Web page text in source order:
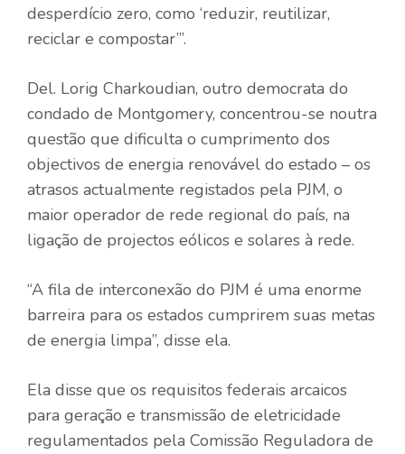
desperdício zero, como ‘reduzir, reutilizar,
reciclar e compostar’”.
Del. Lorig Charkoudian, outro democrata do
condado de Montgomery, concentrou-se noutra
questão que dificulta o cumprimento dos
objectivos de energia renovável do estado – os
atrasos actualmente registados pela PJM, o
maior operador de rede regional do país, na
ligação de projectos eólicos e solares à rede.
“A fila de interconexão do PJM é uma enorme
barreira para os estados cumprirem suas metas
de energia limpa”, disse ela.
Ela disse que os requisitos federais arcaicos
para geração e transmissão de eletricidade
regulamentados pela Comissão Reguladora de